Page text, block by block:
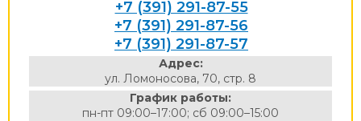
+7 (391) 291-87-55
+7 (391) 291-87-56
+7 (391) 291-87-57
Адрес:
ул. Ломоносова, 70, стр. 8
График работы:
пн-пт 09:00–17:00; сб 09:00–15:00